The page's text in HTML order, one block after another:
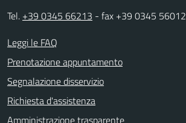
Tel. +39 0345 66213 - fax +39 0345 56012
Leggi le FAQ
Prenotazione appuntamento
Segnalazione disservizio
Richiesta d'assistenza
Amministrazione trasparente